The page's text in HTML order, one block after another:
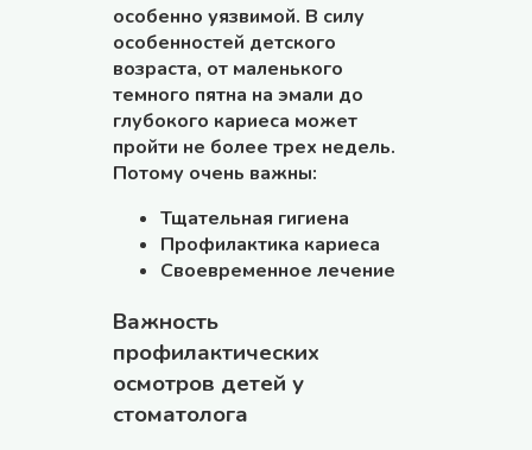
особенно уязвимой. В силу
особенностей детского
возраста, от маленького
темного пятна на эмали до
глубокого кариеса может
пройти не более трех недель.
Потому очень важны:
Тщательная гигиена
Профилактика кариеса
Своевременное лечение
Важность
профилактических
осмотров детей у
стоматолога